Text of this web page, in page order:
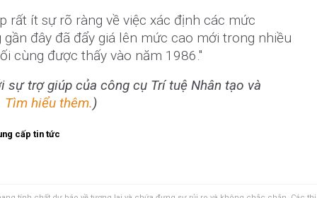
rất ít sự rõ ràng về việc xác định các mức
đây đã đẩy giá lên mức cao mới trong nhiều
cùng được thấy vào năm 1986."
trợ giúp của công cụ Trí tuệ Nhân tạo và
Tìm hiểu thêm.)
cấp tin tức